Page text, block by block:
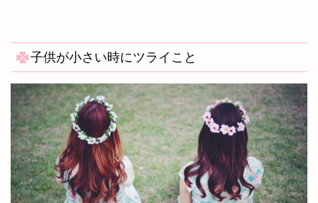
子供が小さい時にツライこと